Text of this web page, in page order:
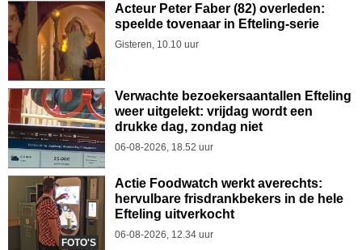
Acteur Peter Faber (82) overleden:
speelde tovenaar in Efteling-serie
Gisteren, 10.10 uur
Verwachte bezoekersaantallen Efteling
weer uitgelekt: vrijdag wordt een
drukke dag, zondag niet
06-08-2026, 18.52 uur
FOTO'S
Actie Foodwatch werkt averechts:
hervulbare frisdrankbekers in de hele
Efteling uitverkocht
06-08-2026, 12.34 uur